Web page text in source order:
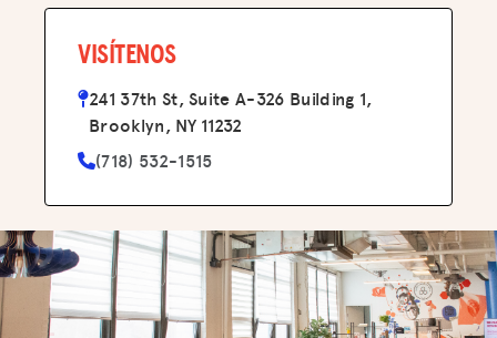
VISÍTENOS
241 37th St, Suite A-326 Building 1,
Brooklyn, NY 11232
(718) 532-1515